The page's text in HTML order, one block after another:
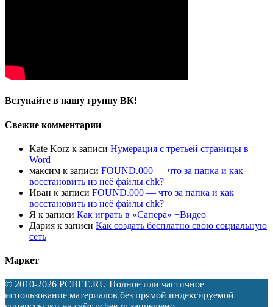
Вступайте в нашу группу ВК!
Свежие комментарии
Kate Korz к записи Нумерация с третьей страницы в
Word
максим к записи FOUND.000 — что за папка и как
восстановить из неё файлы chk?
Иван к записи FOUND.000 — что за папка и как
восстановить из неё файлы chk?
Я к записи Как играть в «Сапера» +Видео
Дария к записи Как создать бесплатно свою социальную
сеть
Маркет
© 2010-2026 PCBEE.RU Полное или частичное
использование материалов без прямой индексируемой